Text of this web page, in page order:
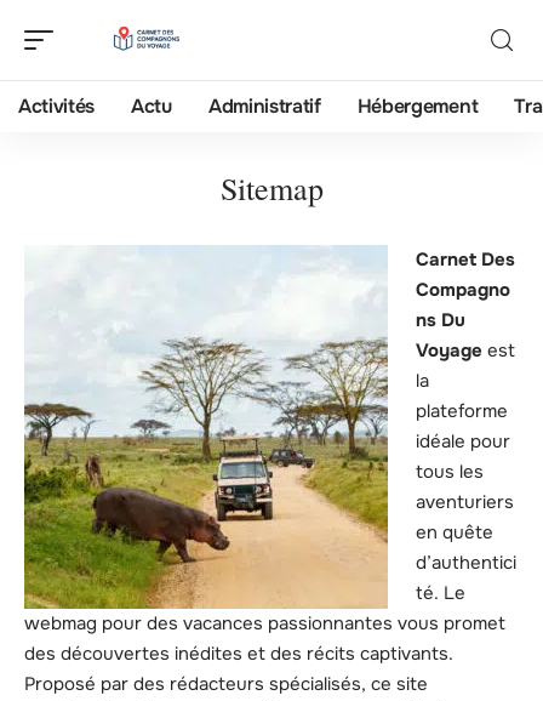
Activités Actu Administratif Hébergement
Sitemap
Carnet Des
Compagno
ns Du
Voyage est
la
plateforme
idéale pour
tous les
aventuriers
en quête
d’authentici
té. Le
webmag pour des vacances passionnantes vous promet
des découvertes inédites et des récits captivants.
Proposé par des rédacteurs spécialisés, ce site